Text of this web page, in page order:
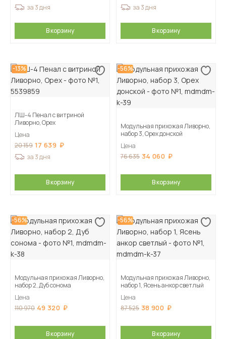
за 3 дня
В корзину
за 3 дня
В корзину
-13%
ЛШ-4 Пенал с витриной
Ливорно, Орех
Цена
20 159 17 639
за 3 дня
В корзину
-56%
Модульная прихожая Ливорно,
набор 3, Орех донской
Цена
76 635 34 060
В корзину
-56%
Модульная прихожая Ливорно,
набор 2, Дуб сонома
Цена
110 970 49 320
В корзину
-56%
Модульная прихожая Ливорно,
набор 1, Ясень анкор светлый
Цена
87 525 38 900
В корзину